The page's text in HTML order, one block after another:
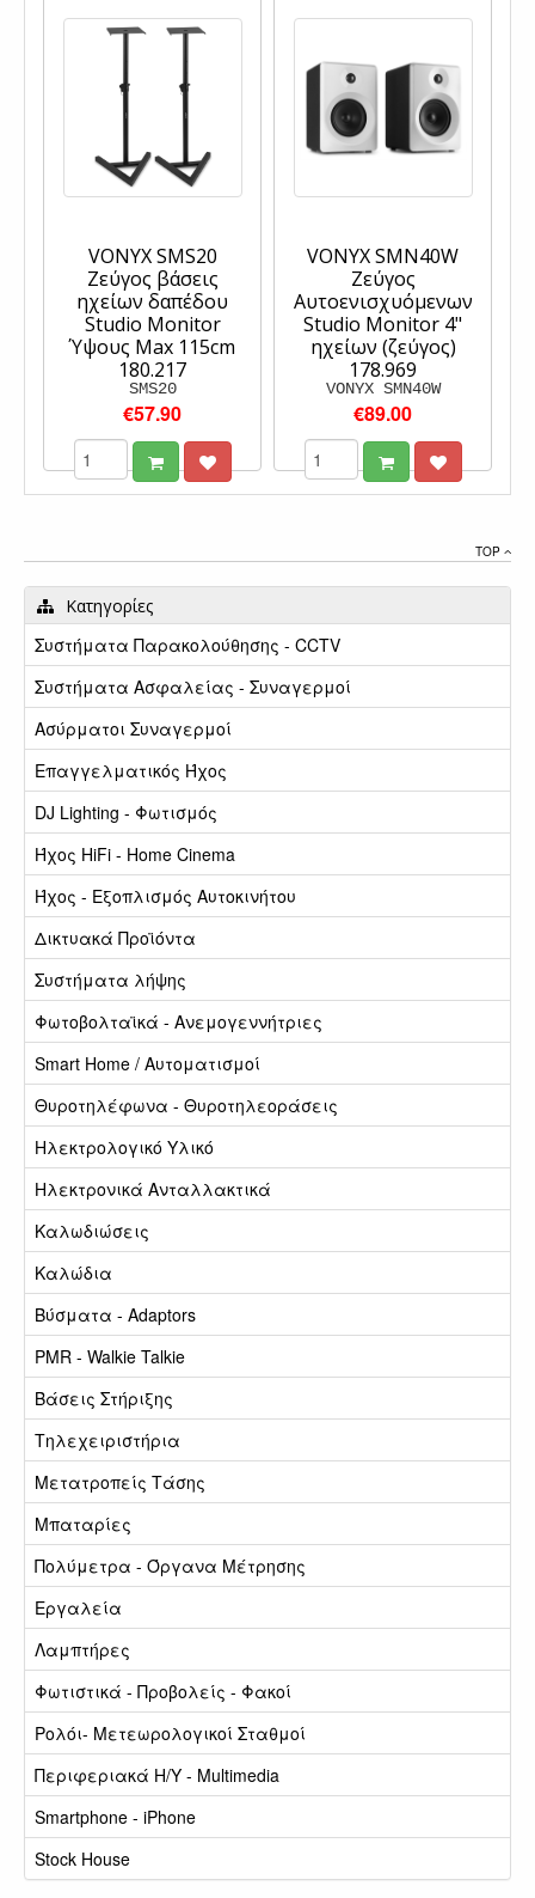
VONYX SMS20
Ζεύγος βάσεις
ηχείων δαπέδου
Studio Monitor
Ύψους Max 115cm
180.217
SMS20
€57.90
VONYX SMN40W
Ζεύγος
Αυτοενισχυόμενων
Studio Monitor 4"
ηχείων (ζεύγος)
178.969
VONYX SMN40W
€89.00
TOP
Κατηγορίες
Συστήματα Παρακολούθησης - CCTV
Συστήματα Ασφαλείας - Συναγερμοί
Ασύρματοι Συναγερμοί
Επαγγελματικός Ήχος
DJ Lighting - Φωτισμός
Ήχος HiFi - Home Cinema
Ήχος - Εξοπλισμός Αυτοκινήτου
Δικτυακά Προϊόντα
Συστήματα λήψης
Φωτοβολταϊκά - Ανεμογεννήτριες
Smart Home / Αυτοματισμοί
Θυροτηλέφωνα - Θυροτηλεοράσεις
Ηλεκτρολογικό Υλικό
Ηλεκτρονικά Ανταλλακτικά
Καλωδιώσεις
Καλώδια
Βύσματα - Adaptors
PMR - Walkie Talkie
Βάσεις Στήριξης
Τηλεχειριστήρια
Μετατροπείς Τάσης
Μπαταρίες
Πολύμετρα - Όργανα Μέτρησης
Εργαλεία
Λαμπτήρες
Φωτιστικά - Προβολείς - Φακοί
Ρολόι- Μετεωρολογικοί Σταθμοί
Περιφεριακά Η/Υ - Multimedia
Smartphone - iPhone
Stock House